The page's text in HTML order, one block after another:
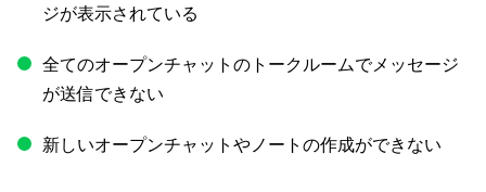
ジが表示されている
全てのオープンチャットのトークルームでメッセージ
が送信できない
新しいオープンチャットやノートの作成ができない